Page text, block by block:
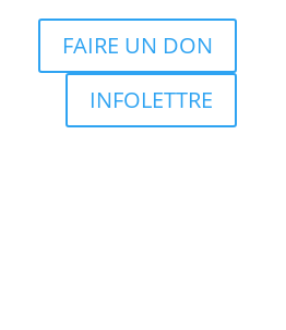
FAIRE UN DON
INFOLETTRE